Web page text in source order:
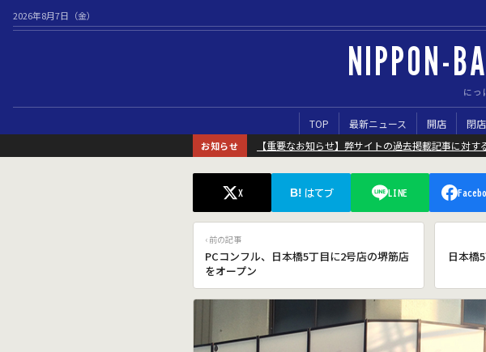
2026年8月7日（金）
NIPPON-
にっ
TOP 最新ニュース 開店 閉店
お知らせ 【重要なお知らせ】弊サイトの過去掲載記事に対
X B! はてブ LINE
‹ 前の記事
PCコンフル、日本橋5丁目に2号店の堺筋店
をオープン
日本橋